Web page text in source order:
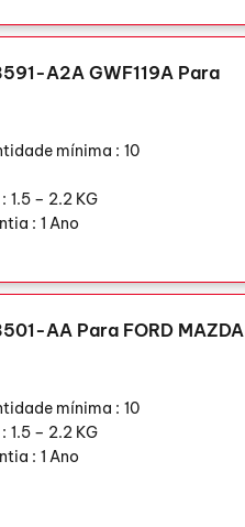
A2A GWF119A Para
mínima : 10
1.5 – 2.2 KG
: 1 Ano
AA Para FORD MAZDA
mínima : 10
1.5 – 2.2 KG
: 1 Ano